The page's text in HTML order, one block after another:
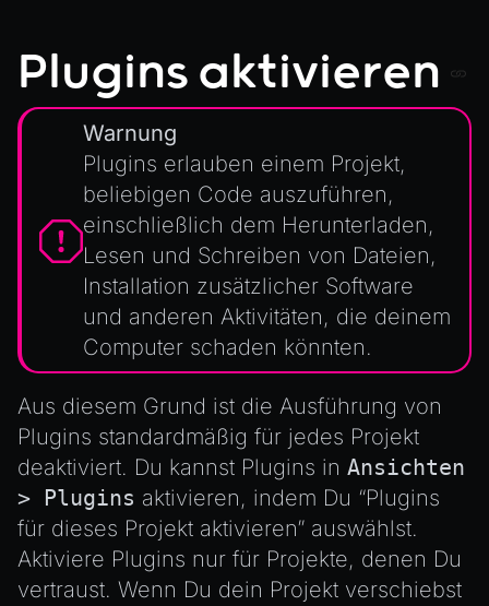
Plugins aktivieren
Warnung
Plugins erlauben einem Projekt,
beliebigen Code auszuführen,
einschließlich dem Herunterladen,
Lesen und Schreiben von Dateien,
Installation zusätzlicher Software
und anderen Aktivitäten, die deinem
Computer schaden könnten.
Aus diesem Grund ist die Ausführung von
Plugins standardmäßig für jedes Projekt
deaktiviert. Du kannst Plugins in Ansichten
> Plugins aktivieren, indem Du “Plugins
für dieses Projekt aktivieren” auswählst.
Aktiviere Plugins nur für Projekte, denen Du
vertraust. Wenn Du dein Projekt verschiebst
BrokenComponent
CollisionComponent
Component
InputComponent
LightComponent
MeshComponent
PhysXComponent
TextComponent
ViewComponent
Animation
AnimationGraph
AnimationGraphManager
AttributeAccessor
AudioClip
Handling 3D Cursor Clicks
Integrate the CrazyGames SDK
Integrate the VIVERSE Avatar SDK
Introduction to Texture Atlasses
Loading GLTF/GLB at Runtime
Rendering Simplified Chinese Characters
Spawning Objects at Runtime
Streaming .bin files at Runtime
Switching Scenes
Writing Components in Typescript
Writing JavaScript Libraries